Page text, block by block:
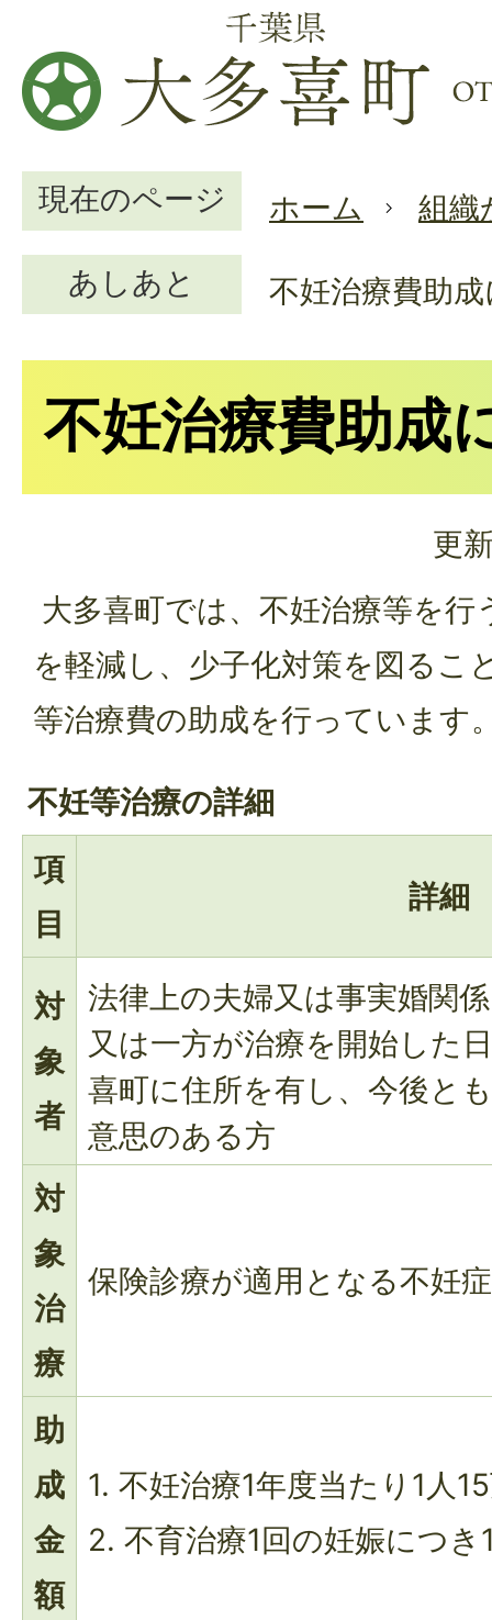
現在のページ ホーム
組織
あしあと
不妊治療費助
不妊治療費助成
更
大多喜町では、不妊治療等を行
を軽減し、少子化対策を図るこ
等治療費の助成を行っています
不妊等治療の詳細
項
目
詳細
対
象
者
法律上の夫婦又は事実婚関
又は一方が治療を開始した
喜町に住所を有し、今後と
意思のある方
対
象
治
療
保険診療が適用となる不妊
助
成
金
額
1. 不妊治療1年度当たり1人
2. 不育治療1回の妊娠につき